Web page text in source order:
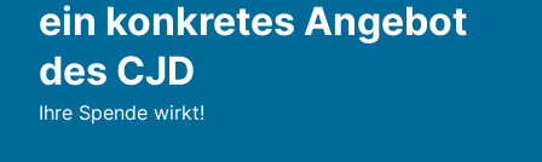
ein konkretes Angebot
des CJD
Ihre Spende wirkt!